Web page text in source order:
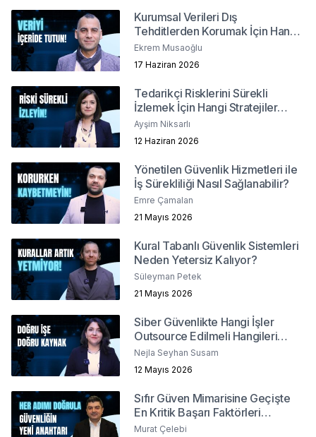
Kurumsal Verileri Dış
Tehditlerden Korumak İçin Hangi
Yöntemler İzlenmeli?
Ekrem Musaoğlu
17 Haziran 2026
Tedarikçi Risklerini Sürekli
İzlemek İçin Hangi Stratejiler
İzlenmeli?
Ayşim Niksarlı
12 Haziran 2026
Yönetilen Güvenlik Hizmetleri ile
İş Sürekliliği Nasıl Sağlanabilir?
Emre Çamalan
21 Mayıs 2026
Kural Tabanlı Güvenlik Sistemleri
Neden Yetersiz Kalıyor?
Süleyman Petek
21 Mayıs 2026
Siber Güvenlikte Hangi İşler
Outsource Edilmeli Hangileri
İçeride Kalmalı?
Nejla Seyhan Susam
12 Mayıs 2026
Sıfır Güven Mimarisine Geçişte
En Kritik Başarı Faktörleri
Nelerdir?
Murat Çelebi